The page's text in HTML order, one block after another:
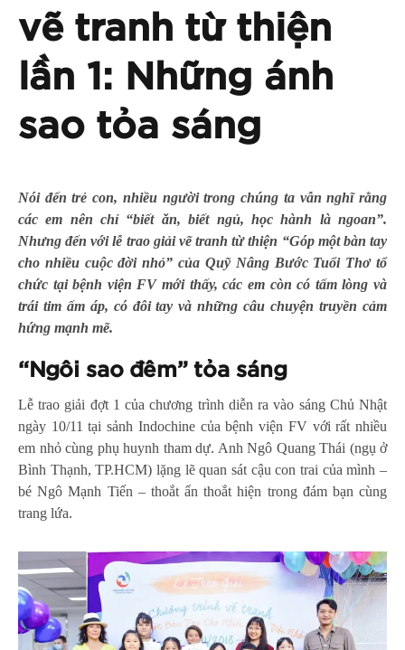
vẽ tranh từ thiện
lần 1: Những ánh
sao tỏa sáng
Nói đến trẻ con, nhiều người trong chúng ta vẫn nghĩ rằng
các em nên chỉ “biết ăn, biết ngủ, học hành là ngoan”.
Nhưng đến với lễ trao giải vẽ tranh từ thiện “Góp một bàn tay
cho nhiều cuộc đời nhỏ” của Quỹ Nâng Bước Tuổi Thơ tổ
chức tại bệnh viện FV mới thấy, các em còn có tấm lòng và
trái tim ấm áp, có đôi tay và những câu chuyện truyền cảm
hứng mạnh mẽ.
“Ngôi sao đêm” tỏa sáng
Lễ trao giải đợt 1 của chương trình diễn ra vào sáng Chủ Nhật
ngày 10/11 tại sảnh Indochine của bệnh viện FV với rất nhiều
em nhỏ cùng phụ huynh tham dự. Anh Ngô Quang Thái (ngụ ở
Bình Thạnh, TP.HCM) lặng lẽ quan sát cậu con trai của mình –
bé Ngô Mạnh Tiến – thoắt ẩn thoắt hiện trong đám bạn cùng
trang lứa.